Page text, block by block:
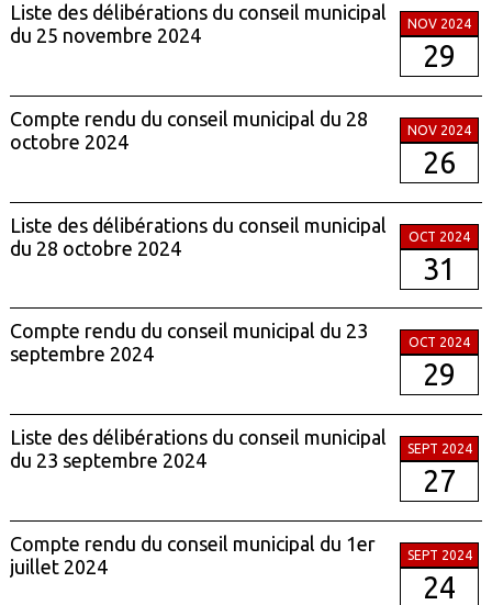
Liste des délibérations du conseil municipal
du 25 novembre 2024
NOV 2024
29
Compte rendu du conseil municipal du 28
octobre 2024
NOV 2024
26
Liste des délibérations du conseil municipal
du 28 octobre 2024
OCT 2024
31
Compte rendu du conseil municipal du 23
septembre 2024
OCT 2024
29
Liste des délibérations du conseil municipal
du 23 septembre 2024
SEPT 2024
27
Compte rendu du conseil municipal du 1er
juillet 2024
SEPT 2024
24